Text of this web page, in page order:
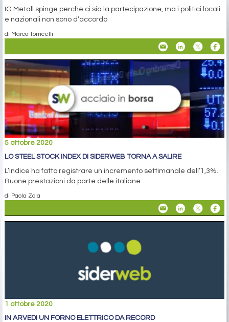
IG Metall spinge perché ci sia la partecipazione, ma i politici locali
e nazionali non sono d’accordo
di Marco Torricelli
5 ottobre 2020
LO STEEL STOCK INDEX DI SIDERWEB TORNA A SALIRE
L’indice ha fatto registrare un incremento settimanale dell’1,3%.
Buone prestazioni da parte delle italiane
di Paola Zola
1 ottobre 2020
IN ARVEDI UN FORNO ELETTRICO DA RECORD